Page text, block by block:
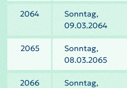
2064
Sonntag,
09.03.2064
2065
Sonntag,
08.03.2065
2066
Sonntag,